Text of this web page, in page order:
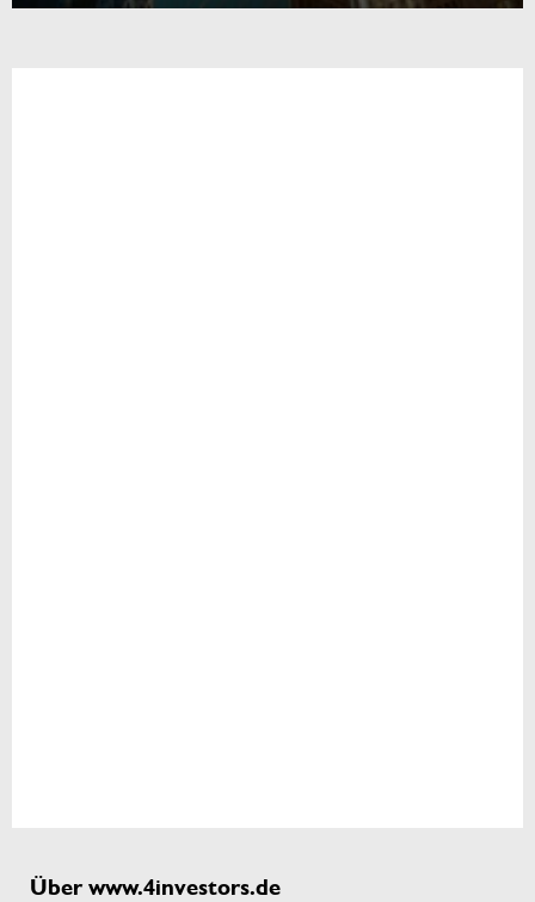
Über www.4investors.de